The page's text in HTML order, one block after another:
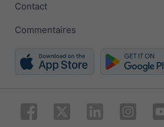
Contact
Commentaires